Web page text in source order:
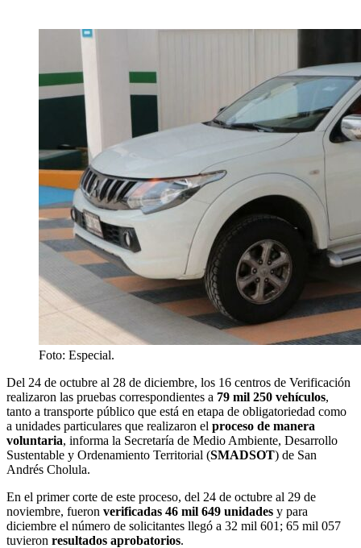
Foto: Especial.
Del 24 de octubre al 28 de diciembre, los 16 centros de Verificación
realizaron las pruebas correspondientes a 79 mil 250 vehículos,
tanto a transporte público que está en etapa de obligatoriedad como
a unidades particulares que realizaron el proceso de manera
voluntaria, informa la Secretaría de Medio Ambiente, Desarrollo
Sustentable y Ordenamiento Territorial (SMADSOT) de San
Andrés Cholula.
En el primer corte de este proceso, del 24 de octubre al 29 de
noviembre, fueron verificadas 46 mil 649 unidades y para
diciembre el número de solicitantes llegó a 32 mil 601; 65 mil 057
tuvieron resultados aprobatorios.